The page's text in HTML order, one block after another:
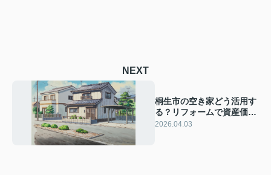
NEXT
桐生市の空き家どう活用す
る？リフォームで資産価値
を高める方法 桐生市で空家
2026.04.03